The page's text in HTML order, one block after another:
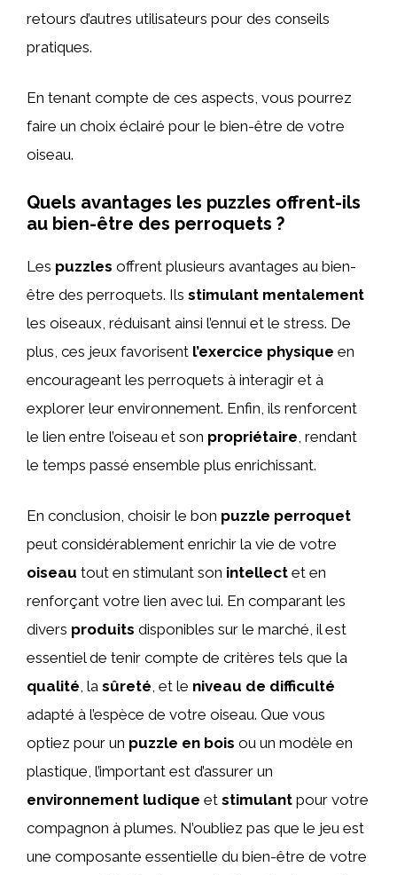
retours d’autres utilisateurs pour des conseils
pratiques.
En tenant compte de ces aspects, vous pourrez
faire un choix éclairé pour le bien-être de votre
oiseau.
Quels avantages les puzzles offrent-ils
au bien-être des perroquets ?
Les puzzles offrent plusieurs avantages au bien-
être des perroquets. Ils stimulant mentalement
les oiseaux, réduisant ainsi l’ennui et le stress. De
plus, ces jeux favorisent l’exercice physique en
encourageant les perroquets à interagir et à
explorer leur environnement. Enfin, ils renforcent
le lien entre l’oiseau et son propriétaire , rendant
le temps passé ensemble plus enrichissant.
En conclusion, choisir le bon puzzle perroquet
peut considérablement enrichir la vie de votre
oiseau tout en stimulant son intellect et en
renforçant votre lien avec lui. En comparant les
divers produits disponibles sur le marché, il est
essentiel de tenir compte de critères tels que la
qualité, la sûreté, et le niveau de difficulté
adapté à l’espèce de votre oiseau. Que vous
optiez pour un puzzle en bois ou un modèle en
plastique, l’important est d’assurer un
environnement ludique et stimulant pour votre
compagnon à plumes. N’oubliez pas que le jeu est
une composante essentielle du bien-être de votre